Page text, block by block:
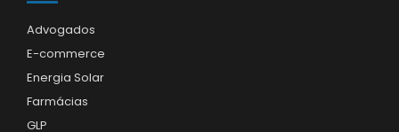
Advogados
E-commerce
Energia Solar
Farmácias
GLP